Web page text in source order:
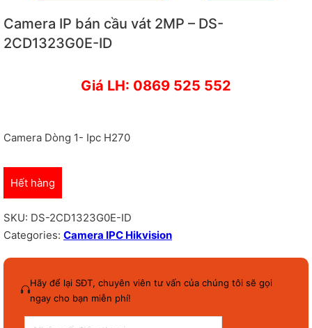
Camera IP bán cầu vát 2MP – DS-
2CD1323G0E-ID
Giá LH: 0869 525 552
Camera Dòng 1- Ipc H270
Hết hàng
SKU: DS-2CD1323G0E-ID
Categories: Camera IPC Hikvision
Hãy để lại SĐT, chuyên viên tư vấn của chúng tôi sẽ gọi
ngay cho bạn miễn phí!